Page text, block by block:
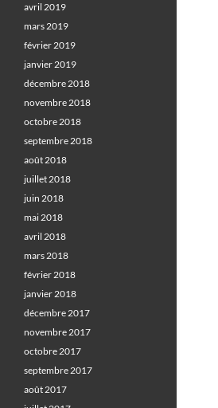
avril 2019
mars 2019
février 2019
janvier 2019
décembre 2018
novembre 2018
octobre 2018
septembre 2018
août 2018
juillet 2018
juin 2018
mai 2018
avril 2018
mars 2018
février 2018
janvier 2018
décembre 2017
novembre 2017
octobre 2017
septembre 2017
août 2017